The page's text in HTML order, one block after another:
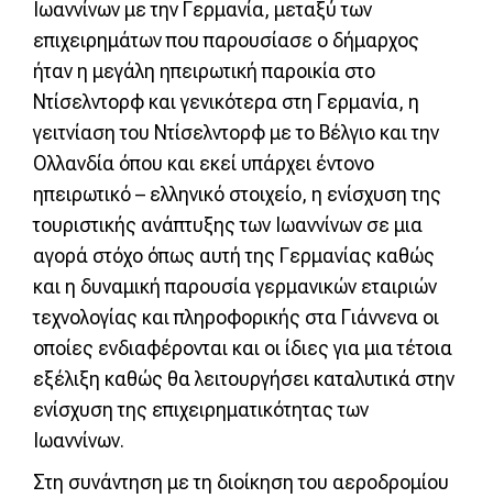
Ιωαννίνων με την Γερμανία, μεταξύ των
επιχειρημάτων που παρουσίασε ο δήμαρχος
ήταν η μεγάλη ηπειρωτική παροικία στο
Ντίσελντορφ και γενικότερα στη Γερμανία, η
γειτνίαση του Ντίσελντορφ με το Βέλγιο και την
Ολλανδία όπου και εκεί υπάρχει έντονο
ηπειρωτικό – ελληνικό στοιχείο, η ενίσχυση της
τουριστικής ανάπτυξης των Ιωαννίνων σε μια
αγορά στόχο όπως αυτή της Γερμανίας καθώς
και η δυναμική παρουσία γερμανικών εταιριών
τεχνολογίας και πληροφορικής στα Γιάννενα οι
οποίες ενδιαφέρονται και οι ίδιες για μια τέτοια
εξέλιξη καθώς θα λειτουργήσει καταλυτικά στην
ενίσχυση της επιχειρηματικότητας των
Ιωαννίνων.
Στη συνάντηση με τη διοίκηση του αεροδρομίου